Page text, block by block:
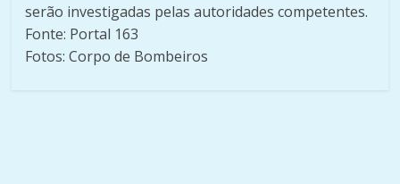
serão investigadas pelas autoridades competentes.
Fonte: Portal 163
Fotos: Corpo de Bombeiros